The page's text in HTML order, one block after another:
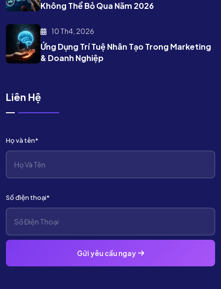
Không Thể Bỏ Qua Năm 2026
10 Th4, 2026
Ứng Dụng Trí Tuệ Nhân Tạo Trong Marketing
& Doanh Nghiệp
Liên Hệ
Họ và tên*
Số điện thoại*
Gửi yêu cầu ngay